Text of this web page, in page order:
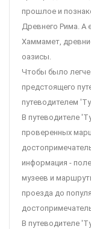
прошлое и
Древнего Рима. А
Хаммамет,
оазисы.
Чтобы было
предстоящего
путеводителем
В путеводителе
проверенных
информация -
музеев и
проезда до
В путеводителе